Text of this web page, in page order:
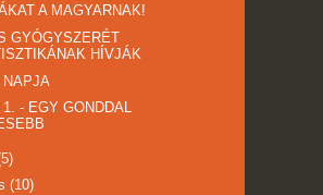
A MAGYARNAK!
GYÓGYSZERÉT
HÍVJÁK
1. - EGY GONDDAL
(10)